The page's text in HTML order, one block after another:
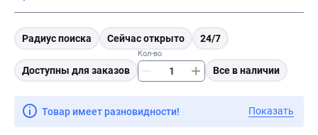
Радиус поиска Сейчас открыто 24/7
Доступны для заказов
Кол-во
Все в наличии
Товар имеет разновидности! Показать